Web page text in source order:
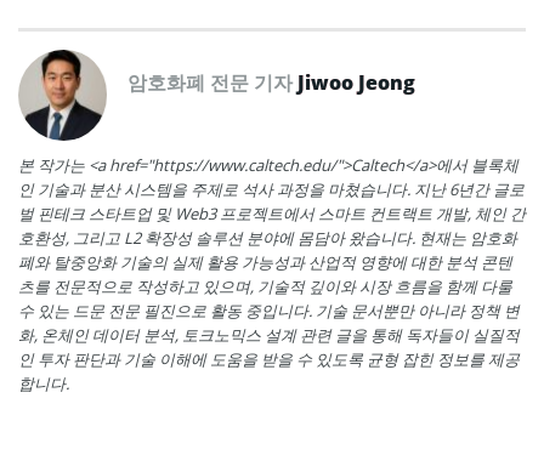
암호화폐 전문 기자Jiwoo Jeong
본 작가는 <a href="https://www.caltech.edu/">Caltech</a>에서 블록체
인 기술과 분산 시스템을 주제로 석사 과정을 마쳤습니다. 지난 6년간 글로
벌 핀테크 스타트업 및 Web3 프로젝트에서 스마트 컨트랙트 개발, 체인 간
호환성, 그리고 L2 확장성 솔루션 분야에 몸담아 왔습니다. 현재는 암호화
폐와 탈중앙화 기술의 실제 활용 가능성과 산업적 영향에 대한 분석 콘텐
츠를 전문적으로 작성하고 있으며, 기술적 깊이와 시장 흐름을 함께 다룰
수 있는 드문 전문 필진으로 활동 중입니다. 기술 문서뿐만 아니라 정책 변
화, 온체인 데이터 분석, 토크노믹스 설계 관련 글을 통해 독자들이 실질적
인 투자 판단과 기술 이해에 도움을 받을 수 있도록 균형 잡힌 정보를 제공
합니다.